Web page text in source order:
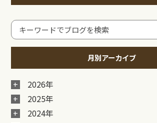
月別アーカイブ
2026年
2025年
2024年